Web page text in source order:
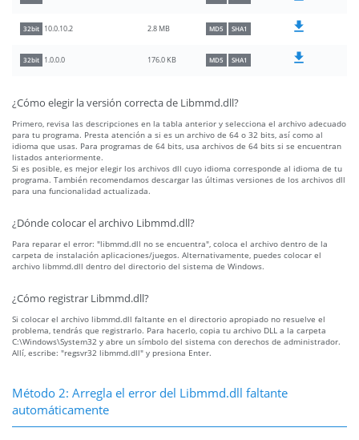
32bit 10.0.10.2 2.8 MB MD5 SHA1
32bit 1.0.0.0 176.0 KB MD5 SHA1
¿Cómo elegir la versión correcta de Libmmd.dll?
Primero, revisa las descripciones en la tabla anterior y selecciona el archivo adecuado
para tu programa. Presta atención a si es un archivo de 64 o 32 bits, así como al
idioma que usas. Para programas de 64 bits, usa archivos de 64 bits si se encuentran
listados anteriormente.
Si es posible, es mejor elegir los archivos dll cuyo idioma corresponde al idioma de tu
programa. También recomendamos descargar las últimas versiones de los archivos dll
para una funcionalidad actualizada.
¿Dónde colocar el archivo Libmmd.dll?
Para reparar el error: "libmmd.dll no se encuentra", coloca el archivo dentro de la
carpeta de instalación aplicaciones/juegos. Alternativamente, puedes colocar el
archivo libmmd.dll dentro del directorio del sistema de Windows.
¿Cómo registrar Libmmd.dll?
Si colocar el archivo libmmd.dll faltante en el directorio apropiado no resuelve el
problema, tendrás que registrarlo. Para hacerlo, copia tu archivo DLL a la carpeta
C:\Windows\System32 y abre un símbolo del sistema con derechos de administrador.
Allí, escribe: "regsvr32 libmmd.dll" y presiona Enter.
Método 2: Arregla el error del Libmmd.dll faltante
automáticamente